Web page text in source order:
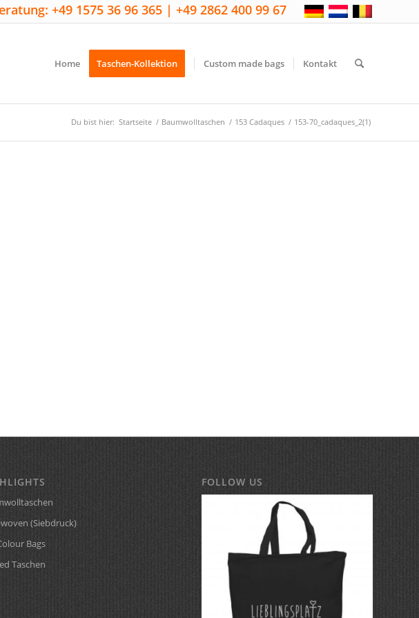
+49 1575 36 96 365 | +49 2862 400 99 67
Home Taschen-Kollektion Custom made bags Kontakt
Du bist hier: Startseite / Baumwolltaschen / 153 Cadaques / 153-70_cadaques_2(1)
(Siebdruck)
Bags
Taschen
FOLLOW US